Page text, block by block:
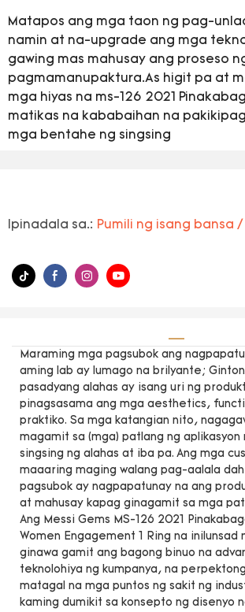
Matapos ang mga taon ng pag-
namin at na-upgrade ang mga
gawing mas mahusay ang proseso
pagmamanupaktura.As higit pa at
mga hiyas na ms-126 2021
matikas na kababaihan na
mga bentahe ng singsing
Ipinadala sa.: Pumili ng isang bansa
Maraming mga pagsubok ang
aming lab ay lumago na brilyante;
pasadyang alahas ay isang uri ng
pinagsasama ang mga aesthetics,
praktiko. Sa mga katangian nito,
magamit sa (mga) patlang ng aplikasyon
singsing ng alahas at iba pa. Ang mga
maaaring maging walang pag-aalala
pagsubok ay nagpapatunay na ang
at mahusay kapag ginagamit sa mga
Ang Messi Gems MS-126 2021
Women Engagement 1 Ring na inilunsad
ginawa gamit ang bagong binuo na
teknolohiya ng kumpanya, na
matagal na mga puntos ng sakit ng
kaming dumikit sa konsepto ng disenyo